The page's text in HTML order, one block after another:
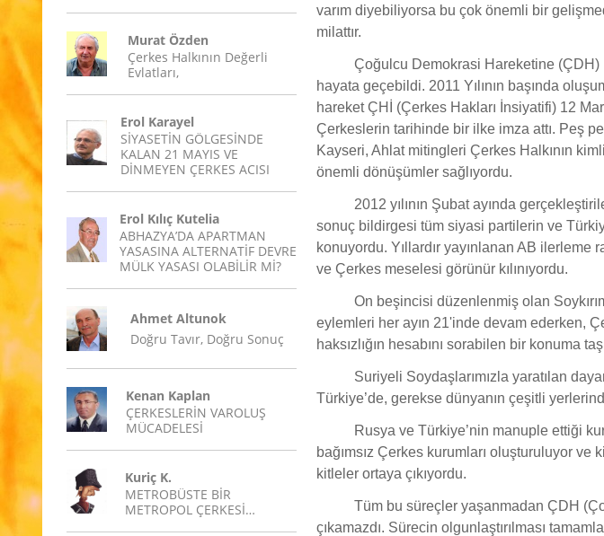
Murat Özden
Çerkes Halkının Değerli
Evlatları,
Erol Karayel
SİYASETİN GÖLGESİNDE
KALAN 21 MAYIS VE
DİNMEYEN ÇERKES ACISI
Erol Kılıç Kutelia
ABHAZYA’DA APARTMAN
YASASINA ALTERNATİF DEVRE
MÜLK YASASI OLABİLİR Mİ?
Ahmet Altunok
Doğru Tavır, Doğru Sonuç
Kenan Kaplan
ÇERKESLERİN VAROLUŞ
MÜCADELESİ
Kuriç K.
METROBÜSTE BİR
METROPOL ÇERKESİ…
varım diyebiliyorsa bu çok önemli bir
milattır.
Çoğulcu Demokrasi Hareketine
hayata geçebildi. 2011 Yılının başında
hareket ÇHİ (Çerkes Hakları İnsiyatifi) 12
Çerkeslerin tarihinde bir ilke imza attı. Peş
Kayseri, Ahlat mitingleri Çerkes Halkının
önemli dönüşümler sağlıyordu.
2012 yılının Şubat ayında
sonuç bildirgesi tüm siyasi partilerin ve
konuyordu. Yıllardır yayınlanan AB
ve Çerkes meselesi görünür kılınıyordu.
On beşincisi düzenlenmiş olan
eylemleri her ayın 21'inde devam ederken,
haksızlığın hesabını sorabilen bir konuma
Suriyeli Soydaşlarımızla yaratılan
Türkiye’de, gerekse dünyanın çeşitli
Rusya ve Türkiye’nin manuple ettiği
bağımsız Çerkes kurumları oluşturuluyor
kitleler ortaya çıkıyordu.
Tüm bu süreçler yaşanmadan ÇDH
çıkamazdı. Sürecin olgunlaştırılması